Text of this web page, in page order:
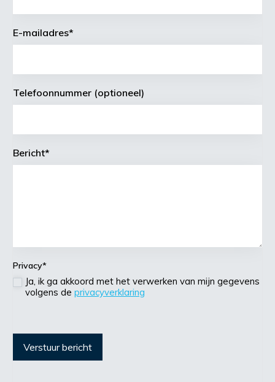
E-mailadres*
Telefoonnummer (optioneel)
Bericht*
Privacy*
Ja, ik ga akkoord met het verwerken van mijn gegevens
volgens de privacyverklaring
Verstuur bericht